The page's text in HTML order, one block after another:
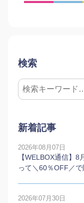
検索
新着記事
2026年08月07日
【WELBOX通信】
って＼60％OFF／
2026年07月30日